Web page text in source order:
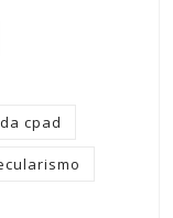
cpad